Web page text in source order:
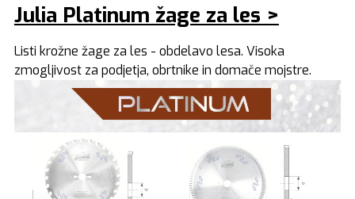
Julia Platinum žage za les >
Listi krožne žage za les - obdelavo lesa. Visoka
zmogljivost za podjetja, obrtnike in domače mojstre.